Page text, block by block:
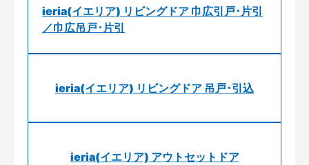
ieria(イエリア) リビングドア 巾広引戸･片引
／巾広吊戸･片引
ieria(イエリア) リビングドア 吊戸･引込
ieria(イエリア) アウトセットドア